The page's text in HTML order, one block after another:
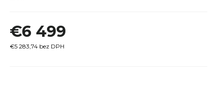
€6 499
€5 283,74 bez DPH
TREK
MARLIN